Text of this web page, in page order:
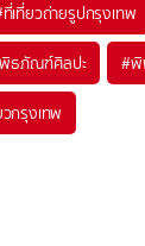
เที่ยวถ่ายรูปกรุงเทพ
ธภัณฑ์ศิลปะ #พิ
กรุงเทพ